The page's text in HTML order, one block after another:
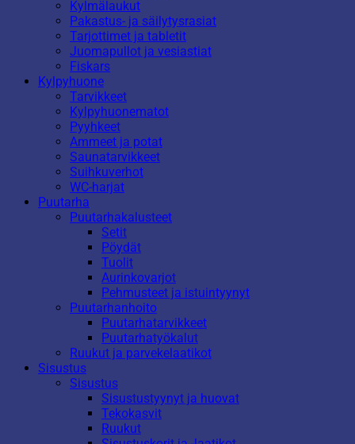
Kylmälaukut
Pakastus- ja säilytysrasiat
Tarjottimet ja tabletit
Juomapullot ja vesiastiat
Fiskars
Kylpyhuone
Tarvikkeet
Kylpyhuonematot
Pyyhkeet
Ammeet ja potat
Saunatarvikkeet
Suihkuverhot
WC-harjat
Puutarha
Puutarhakalusteet
Setit
Pöydät
Tuolit
Aurinkovarjot
Pehmusteet ja istuintyynyt
Puutarhanhoito
Puutarhatarvikkeet
Puutarhatyökalut
Ruukut ja parvekelaatikot
Sisustus
Sisustus
Sisustustyynyt ja huovat
Tekokasvit
Ruukut